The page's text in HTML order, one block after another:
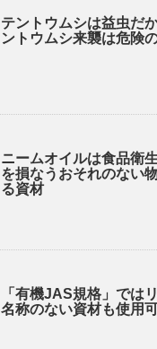
テントウムシは益虫だ
ントウムシ来襲は危険
ニームオイルは食品衛
を損なうおそれのない
る資材
「有機JAS規格」では
名称のない資材も使用